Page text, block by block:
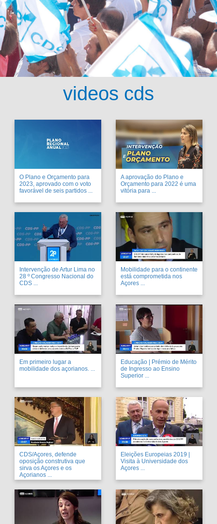
videos cds
O Plano e Orçamento para
2023, aprovado com o voto
favorável de seis partidos ...
A aprovação do Plano e
Orçamento para 2022 é uma
vitória para ...
Intervenção de Artur Lima no
28 º Congresso Nacional do
CDS ...
Mobilidade para o continente
está comprometida nos
Açores ...
Em primeiro lugar a
mobilidade dos açorianos. ...
Educação | Prémio de Mérito
de Ingresso ao Ensino
Superior ...
CDS/Açores, defende
oposição construtiva que
sirva os Açores e os
Açorianos ...
Eleições Europeias 2019 |
Visita à Universidade dos
Açores ...